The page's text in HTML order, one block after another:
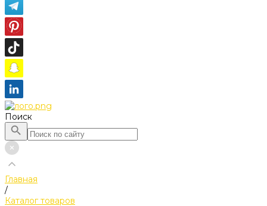
Поиск
Главная
/
Каталог товаров